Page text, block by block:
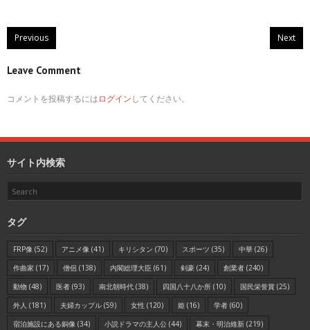
Previous Next
Leave Comment
コメントを投稿するにはログインしてください。
サイト内検索
タグ
FRP像 (52) アニメ像 (41) キリシタン (70) スポーツ (35) 中華 (26)
作曲家 (17) 僧侶 (138) 内閣総理大臣 (61) 剣豪 (24) 創業者 (240)
動物 (48) 医者 (93) 南北朝時代 (38) 四国八十八か所 (10) 国民栄誉賞 (25)
外人 (181) 夫婦カップル (59) 女性 (120) 姫 (16) 学者 (60)
宿泊施設にある銅像 (34) 小説ドラマの主人公 (44) 幕末・明治維新 (219)